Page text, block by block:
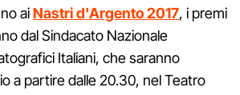
aiNastri d'Argento 2017, i premi
dal Sindacato Nazionale
Italiani, che saranno
a partire dalle 20.30, nel Teatro